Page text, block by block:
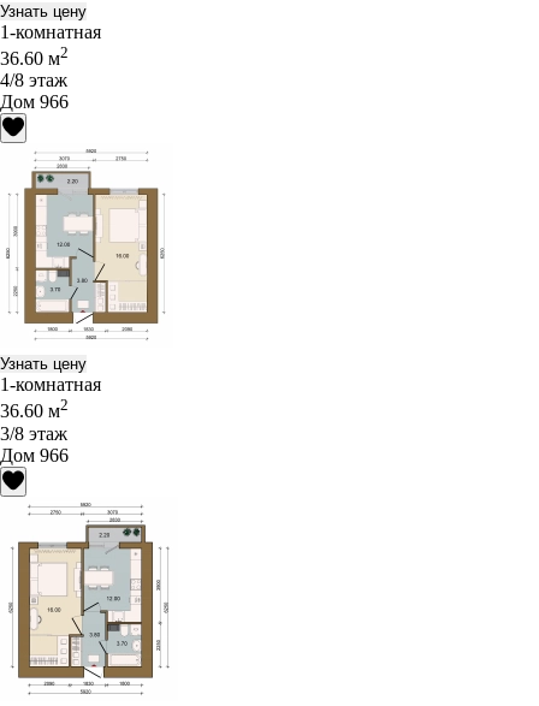
Узнать цену
1-комнатная
36.60 м2
4/8 этаж
Дом 966
Узнать цену
1-комнатная
36.60 м2
3/8 этаж
Дом 966